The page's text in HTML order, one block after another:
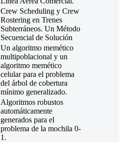
Crew Scheduling y Crew
Rostering en Trenes
Subterráneos. Un Método
Secuencial de Solución
Un algoritmo memético
multipoblacional y un
algoritmo memético
celular para el problema
del árbol de cobertura
mínimo generalizado.
Algoritmos robustos
automáticamente
generados para el
problema de la mochila 0-
1.